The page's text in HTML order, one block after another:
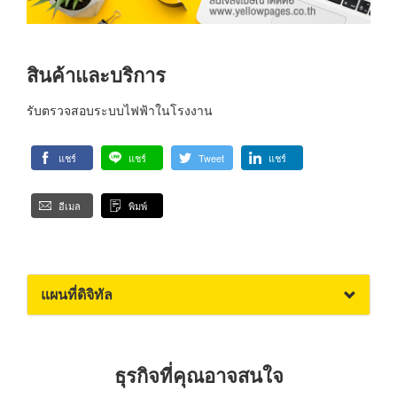
สินค้าและบริการ
รับตรวจสอบระบบไฟฟ้าในโรงงาน
แชร์ แชร์ Tweet แชร์
อีเมล พิมพ์
แผนที่ดิจิทัล
ธุรกิจที่คุณอาจสนใจ